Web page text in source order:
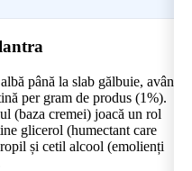
până la slab gălbuie, având
per gram de produs (1%).
(baza cremei) joacă un rol
glicerol (humectant care
și cetil alcool (emolienți